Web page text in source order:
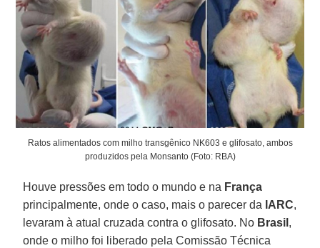
Ratos alimentados com milho transgênico NK603 e glifosato, ambos
produzidos pela Monsanto (Foto: RBA)
Houve pressões em todo o mundo e na França
principalmente, onde o caso, mais o parecer da IARC,
levaram à atual cruzada contra o glifosato. No Brasil ,
onde o milho foi liberado pela Comissão Técnica